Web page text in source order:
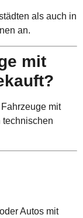
als auch in
an.
mit
mit
technischen
oder Autos mit